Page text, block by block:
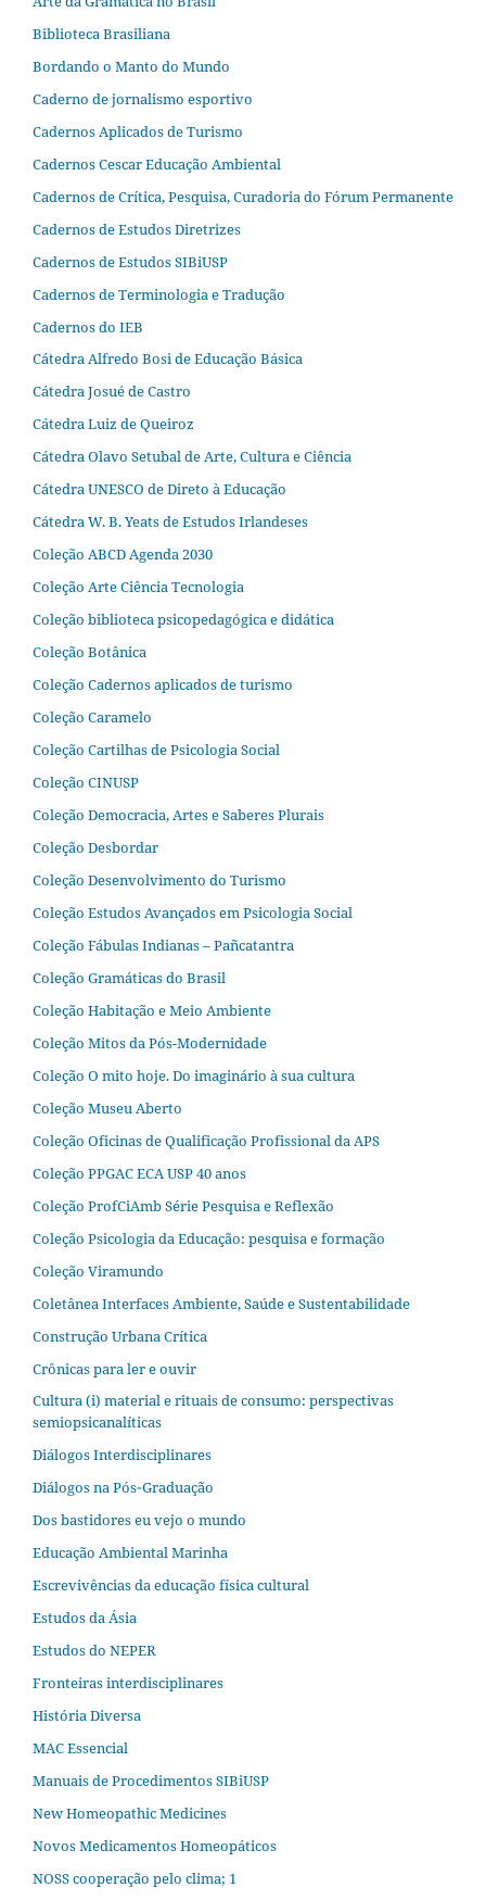
Biblioteca Brasiliana
Bordando o Manto do Mundo
Caderno de jornalismo esportivo
Cadernos Aplicados de Turismo
Cadernos Cescar Educação Ambiental
Cadernos de Crítica, Pesquisa, Curadoria do Fórum Permanente
Cadernos de Estudos Diretrizes
Cadernos de Estudos SIBiUSP
Cadernos de Terminologia e Tradução
Cadernos do IEB
Cátedra Alfredo Bosi de Educação Básica
Cátedra Josué de Castro
Cátedra Luiz de Queiroz
Cátedra Olavo Setubal de Arte, Cultura e Ciência
Cátedra UNESCO de Direto à Educação
Cátedra W. B. Yeats de Estudos Irlandeses
Coleção ABCD Agenda 2030
Coleção Arte Ciência Tecnologia
Coleção biblioteca psicopedagógica e didática
Coleção Botânica
Coleção Cadernos aplicados de turismo
Coleção Caramelo
Coleção Cartilhas de Psicologia Social
Coleção CINUSP
Coleção Democracia, Artes e Saberes Plurais
Coleção Desbordar
Coleção Desenvolvimento do Turismo
Coleção Estudos Avançados em Psicologia Social
Coleção Fábulas Indianas – Pañcatantra
Coleção Gramáticas do Brasil
Coleção Habitação e Meio Ambiente
Coleção Mitos da Pós-Modernidade
Coleção O mito hoje. Do imaginário à sua cultura
Coleção Museu Aberto
Coleção Oficinas de Qualificação Profissional da APS
Coleção PPGAC ECA USP 40 anos
Coleção ProfCiAmb Série Pesquisa e Reflexão
Coleção Psicologia da Educação: pesquisa e formação
Coleção Viramundo
Coletânea Interfaces Ambiente, Saúde e Sustentabilidade
Construção Urbana Crítica
Crônicas para ler e ouvir
Cultura (i) material e rituais de consumo: perspectivas
semiopsicanalíticas
Diálogos Interdisciplinares
Diálogos na Pós‐Graduação
Dos bastidores eu vejo o mundo
Educação Ambiental Marinha
Escrevivências da educação física cultural
Estudos da Ásia​
Estudos do NEPER
Fronteiras interdisciplinares
História Diversa
MAC Essencial
Manuais de Procedimentos SIBiUSP
New Homeopathic Medicines
Novos Medicamentos Homeopáticos
NOSS cooperação pelo clima; 1